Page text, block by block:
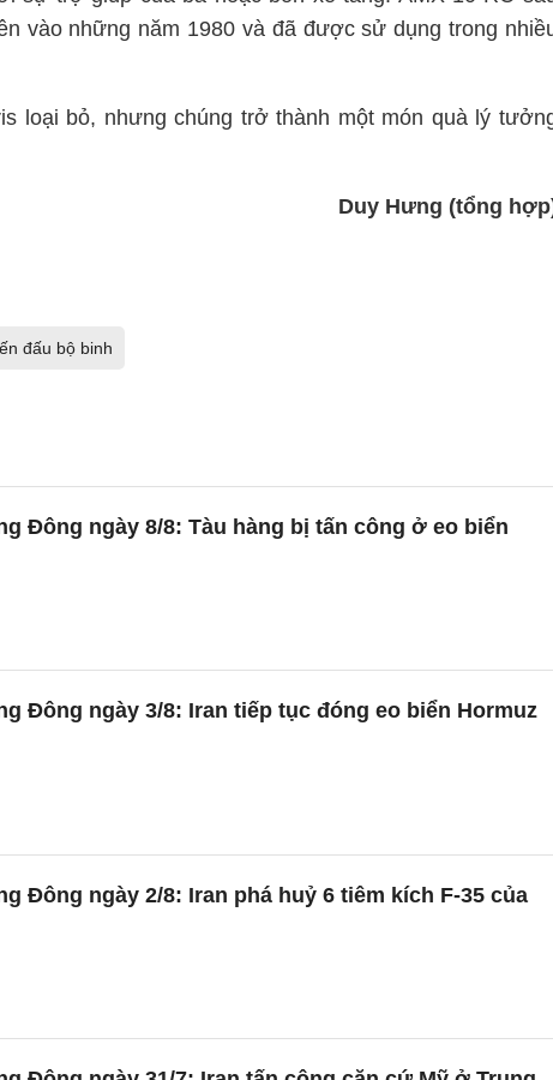
vào những năm 1980 và đã được sử dụng trong
loại bỏ, nhưng chúng trở thành một món quà lý
Duy Hưng (tổng
đấu bộ binh
Đông ngày 8/8: Tàu hàng bị tấn công ở eo biển
Đông ngày 3/8: Iran tiếp tục đóng eo biển Hormuz
Đông ngày 2/8: Iran phá huỷ 6 tiêm kích F-35 của